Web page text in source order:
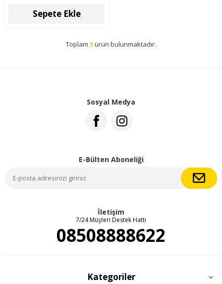
Sepete Ekle
Toplam 5ürün bulunmaktadır.
Sosyal Medya
E-Bülten Aboneliği
İletişim
7/24 Müşteri Destek Hattı
08508888622
Kategoriler